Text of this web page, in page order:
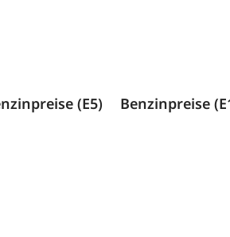
(E5) Benzinpreise